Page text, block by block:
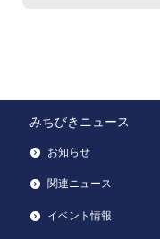
みちびきニュース
お知らせ
関連ニュース
イベント情報